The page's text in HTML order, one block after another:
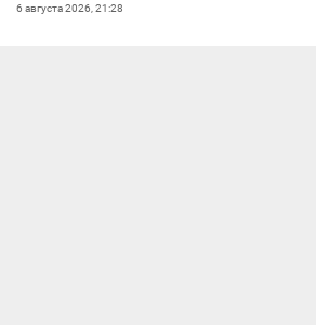
6 августа 2026, 21:28